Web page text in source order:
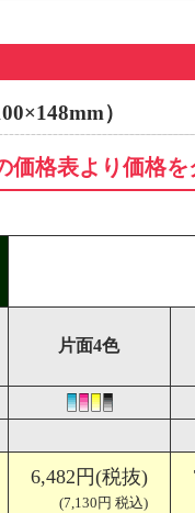
）
価格表より価格
片面4色
6,482円(税抜)
(7,130円 税込)